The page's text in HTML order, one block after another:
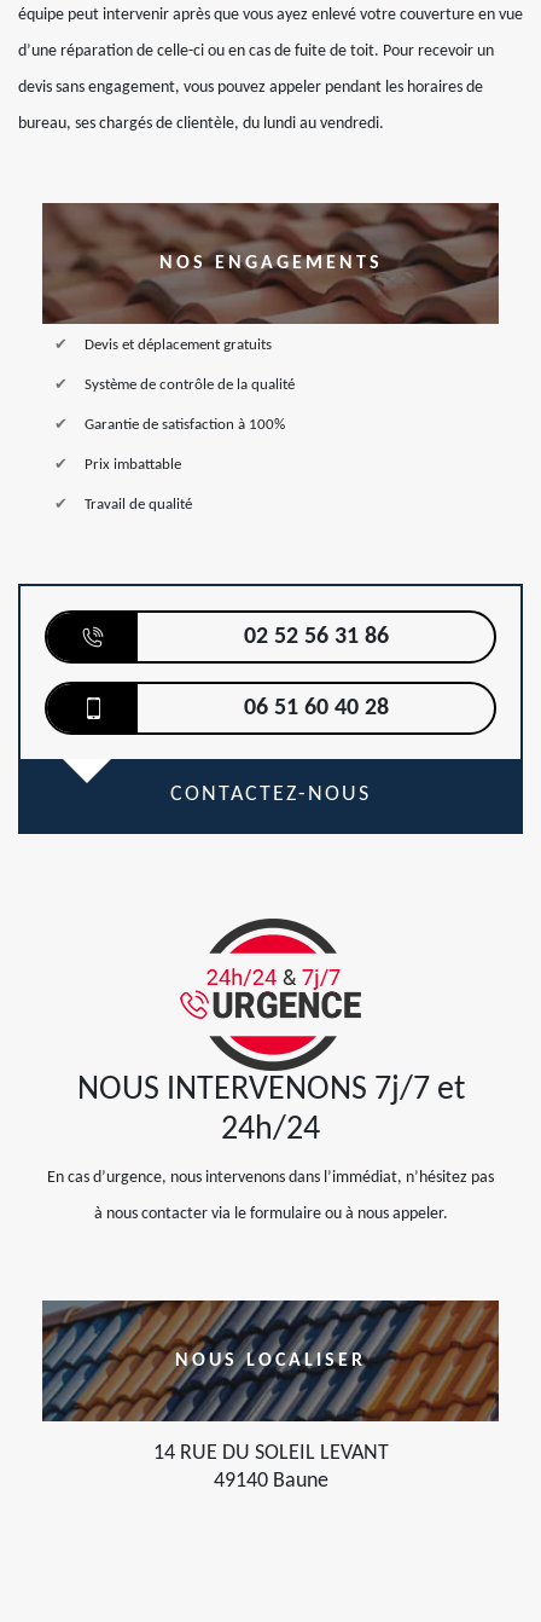
équipe peut intervenir après que vous ayez enlevé votre couverture en vue
d’une réparation de celle-ci ou en cas de fuite de toit. Pour recevoir un
devis sans engagement, vous pouvez appeler pendant les horaires de
bureau, ses chargés de clientèle, du lundi au vendredi.
NOS ENGAGEMENTS
Devis et déplacement gratuits
Système de contrôle de la qualité
Garantie de satisfaction à 100%
Prix imbattable
Travail de qualité
02 52 56 31 86
06 51 60 40 28
CONTACTEZ-NOUS
NOUS INTERVENONS 7j/7 et
24h/24
En cas d’urgence, nous intervenons dans l’immédiat, n’hésitez pas
à nous contacter via le formulaire ou à nous appeler.
NOUS LOCALISER
14 RUE DU SOLEIL LEVANT
49140 Baune